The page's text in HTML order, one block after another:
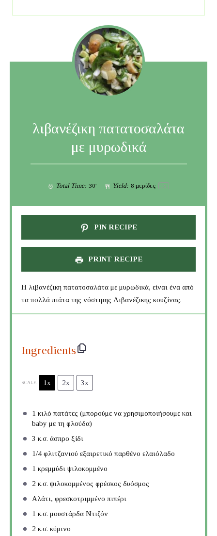
λιβανέζικη πατατοσαλάτα
με μυρωδικά
Total Time: 30' Yield: 8 μερίδες 1 x
PIN RECIPE
PRINT RECIPE
Η λιβανέζικη πατατοσαλάτα με μυρωδικά, είναι ένα από
τα πολλά πιάτα της νόστιμης Λιβανέζικης κουζίνας.
Ingredients
SCALE 1x 2x 3x
1 κιλό πατάτες (μπορούμε να χρησιμοποιήσουμε και
baby με τη φλούδα)
3 κ.σ. άσπρο ξίδι
1/4 φλιτζανιού εξαιρετικό παρθένο ελαιόλαδο
1 κρεμμύδι ψιλοκομμένο
2 κ.σ. ψιλοκομμένος φρέσκος δυόσμος
Αλάτι, φρεσκοτριμμένο πιπέρι
1 κ.σ. μουστάρδα Ντιζόν
2 κ.σ. κύμινο